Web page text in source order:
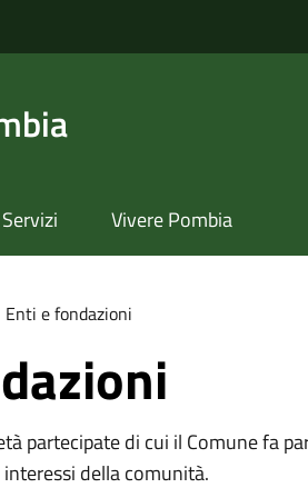
Servizi Vivere Pombia
Enti e fondazioni
partecipate di cui il Comune fa
della comunità.